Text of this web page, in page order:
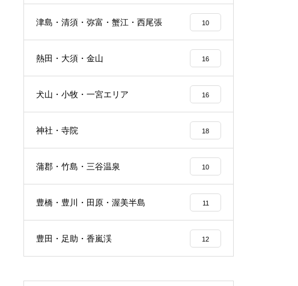
津島・清須・弥富・蟹江・西尾張 10
熱田・大須・金山 16
犬山・小牧・一宮エリア 16
神社・寺院 18
蒲郡・竹島・三谷温泉 10
豊橋・豊川・田原・渥美半島 11
豊田・足助・香嵐渓 12